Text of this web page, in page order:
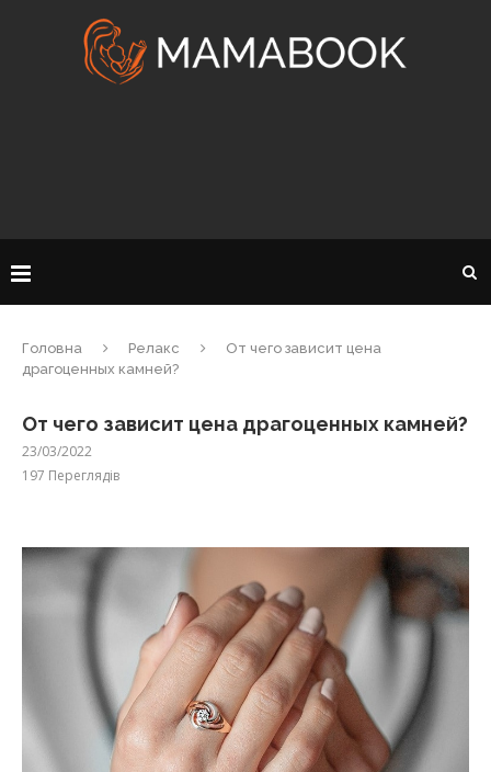
Головна Релакс
От чего зависит цена
драгоценных камней?
От чего зависит цена драгоценных камней?
23/03/2022
197 Переглядів